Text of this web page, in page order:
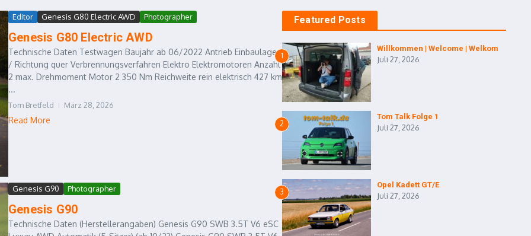
Editor Genesis G80 Electric AWD Photographer
Genesis G80 Electric AWD
Technische Daten Testwagen Baujahr ab 06/2022 Antrieb Einbaulage
/ Richtung quer Verbrennungsverfahren Elektro Elektromotoren Anzahl
2 max. Drehmoment Motor 2 350 Nm Reichweite rein elektrisch 427 km
...
Tom Bretfeld März 28, 2026
Read More
Genesis G90 Photographer
Genesis G90
Technische Daten (Herstellerangaben) Genesis G90 SWB 3.5T V6 eSC
Featured Posts
1
Willkommen | Welcome | Welkom
Juli 27, 2026
2
Tom Talk Folge 1
Juli 27, 2026
3
Opel Kadett GT/E
Juli 27, 2026